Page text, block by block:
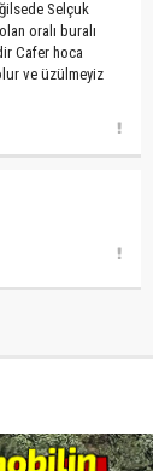
Selçuk
oralı buralı
Cafer hoca
ve üzülmeyiz